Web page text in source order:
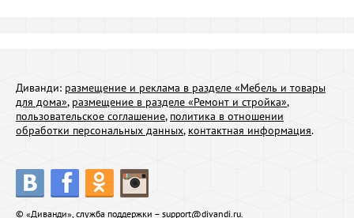
Диванди: размещение и реклама в разделе «Мебель и товары
для дома», размещение в разделе «Ремонт и стройка»,
пользовательское соглашение, политика в отношении
обработки персональных данных, контактная информация.
© «Диванди», служба поддержки – support@divandi.ru.